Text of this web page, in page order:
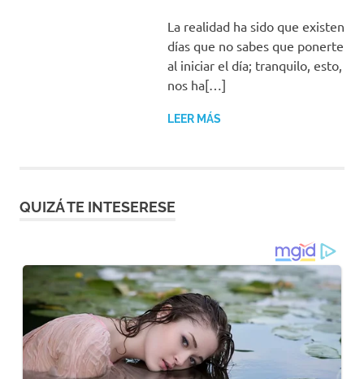
La realidad ha sido que existen
días que no sabes que ponerte
al iniciar el día; tranquilo, esto,
nos ha[…]
LEER MÁS
QUIZÁ TE INTESERESE